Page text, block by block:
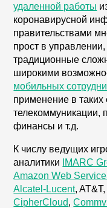
удаленной работы
коронавирусной
правительствами
прост в
традиционные
широкими
мобильных
применение в таких
телекоммуникации,
финансы и т.д.
К числу ведущих
аналитики
IMARC
Amazon Web
Alcatel-Lucent, AT&T,
CipherCloud,